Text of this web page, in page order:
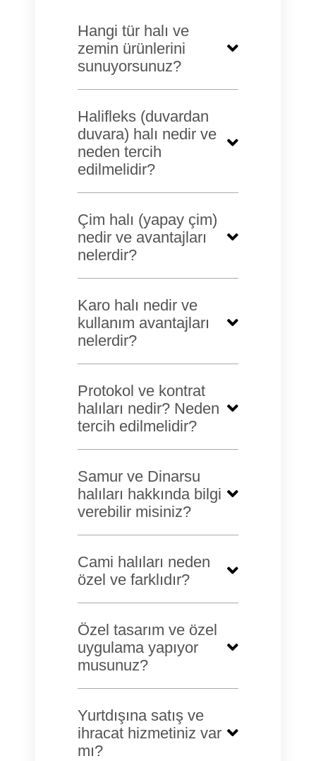
Hangi tür halı ve
zemin ürünlerini
sunuyorsunuz?
Halifleks (duvardan
duvara) halı nedir ve
neden tercih
edilmelidir?
Çim halı (yapay çim)
nedir ve avantajları
nelerdir?
Karo halı nedir ve
kullanım avantajları
nelerdir?
Protokol ve kontrat
halıları nedir? Neden
tercih edilmelidir?
Samur ve Dinarsu
halıları hakkında bilgi
verebilir misiniz?
Cami halıları neden
özel ve farklıdır?
Özel tasarım ve özel
uygulama yapıyor
musunuz?
Yurtdışına satış ve
ihracat hizmetiniz var
mı?